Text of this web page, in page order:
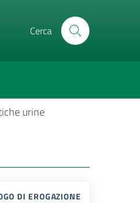
Cerca
urine
DI EROGAZIONE